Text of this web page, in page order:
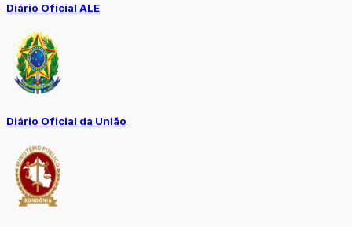
Diário Oficial ALE
Diário Oficial da União